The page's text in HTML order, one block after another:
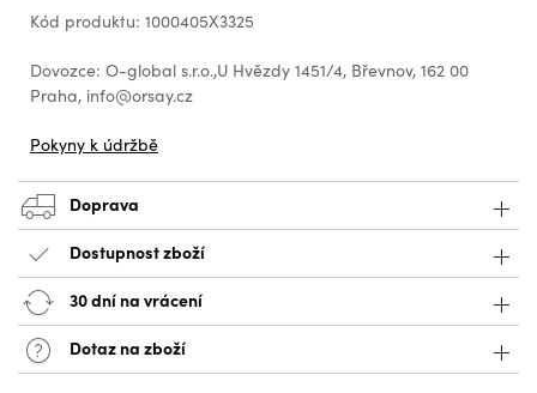
Kód produktu: 1000405X3325
Dovozce: O-global s.r.o.,U Hvězdy 1451/4, Břevnov, 162 00
Praha, info@orsay.cz
Pokyny k údržbě
Doprava
Dostupnost zboží
30 dní na vrácení
Dotaz na zboží